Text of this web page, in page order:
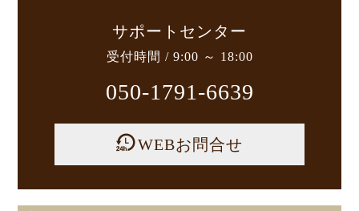
サポートセンター
受付時間 / 9:00 ～ 18:00
050-1791-6639
WEBお問合せ